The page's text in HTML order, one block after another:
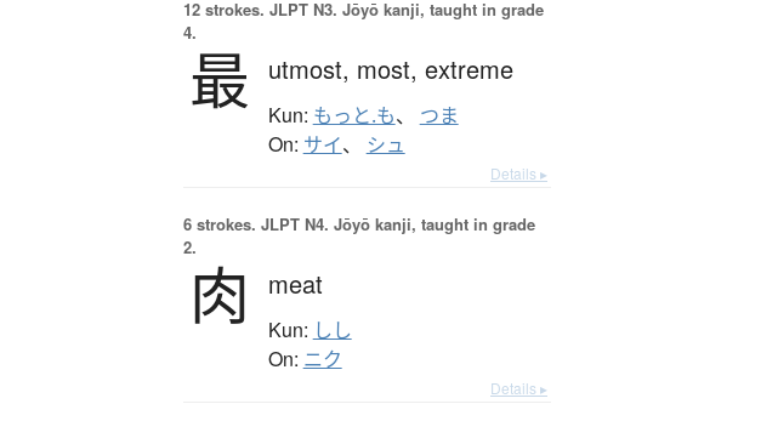
12 strokes. JLPT N3. Jōyō kanji, taught in grade
4.
最 utmost, most, extreme
Kun: もっと.も、 つま
On: サイ、 シュ
Details ▸
6 strokes. JLPT N4. Jōyō kanji, taught in grade
2.
肉 meat
Kun: しし
On: ニク
Details ▸